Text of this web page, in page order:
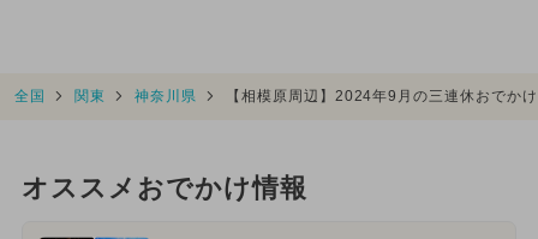
全国 関東 神奈川県 【相模原周辺】2024年9月の三連休おでか
オススメおでかけ情報